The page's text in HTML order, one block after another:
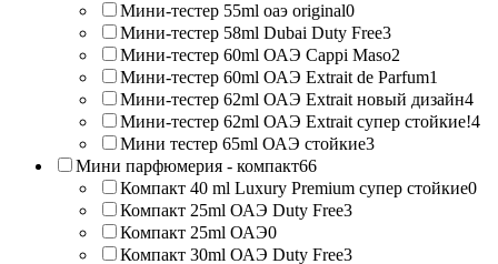
Мини-тестер 55ml оаэ original0
Мини-тестер 58ml Dubai Duty Free3
Мини-тестер 60ml ОАЭ Cappi Maso2
Мини-тестер 60ml ОАЭ Extrait de Parfum1
Мини-тестер 62ml ОАЭ Extrait новый дизайн4
Мини-тестер 62ml ОАЭ Extrait супер стойкие!4
Мини тестер 65ml ОАЭ стойкие3
Мини парфюмерия - компакт66
Компакт 40 ml Luxury Premium супер стойкие0
Компакт 25ml ОАЭ Duty Free3
Компакт 25ml ОАЭ0
Компакт 30ml ОАЭ Duty Free3